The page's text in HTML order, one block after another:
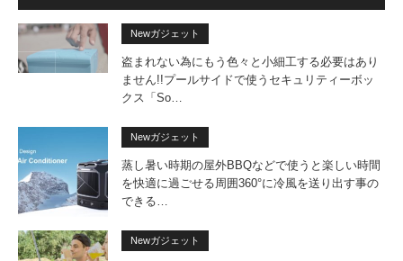
Newガジェット
盗まれない為にもう色々と小細工する必要はあり
ません!!プールサイドで使うセキュリティーボッ
クス「So…
Newガジェット
蒸し暑い時期の屋外BBQなどで使うと楽しい時間
を快適に過ごせる周囲360°に冷風を送り出す事の
できる…
Newガジェット